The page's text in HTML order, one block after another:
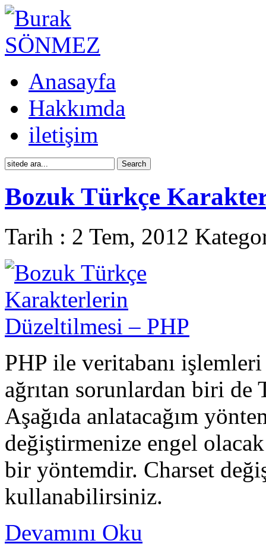
Anasayfa
Hakkımda
iletişim
Bozuk Türkçe
Tarih : 2 Tem, 2012
PHP ile veritabanı işlemleri
ağrıtan sorunlardan biri
Aşağıda anlatacağım
değiştirmenize engel
bir yöntemdir. Charset
kullanabilirsiniz.
Devamını Oku